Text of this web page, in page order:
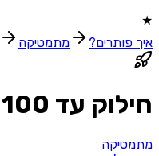
★
איך פותרים?
מתמטיקה
חילוק עד 100 מלוח הכפל
מתמטיקה